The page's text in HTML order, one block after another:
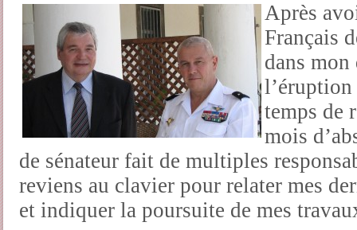
Après
Français
dans mon
temps de
mois
de sénateur fait de multiples
reviens au clavier pour relater mes
et indiquer la poursuite de mes